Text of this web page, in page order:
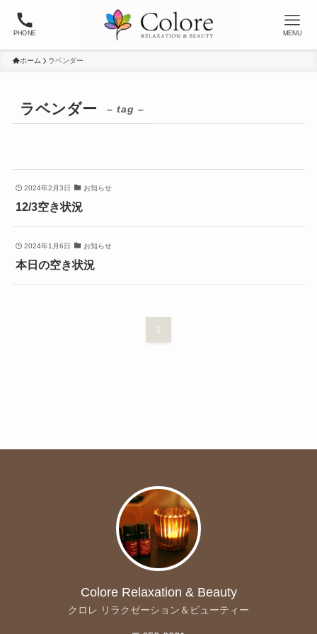
PHONE MENU
ホーム ラベンダー
ラベンダー – tag –
2024年2月3日 お知らせ
12/3空き状況
2024年1月6日 お知らせ
本日の空き状況
1
Colore Relaxation & Beauty
クロレ リラクゼーション＆ビューティー